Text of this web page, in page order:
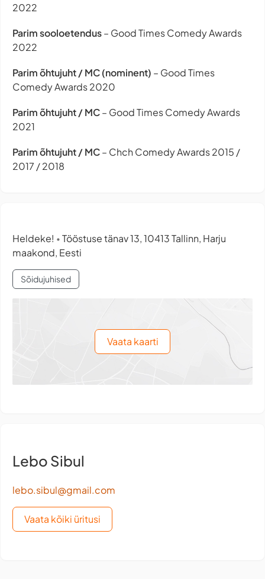
2022
Parim sooloetendus– Good Times Comedy Awards
2022
Parim õhtujuht / MC (nominent) – Good Times
Comedy Awards 2020
Parim õhtujuht / MC– Good Times Comedy Awards
2021
Parim õhtujuht / MC– Chch Comedy Awards 2015 /
2017 / 2018
Heldeke! • Tööstuse tänav 13, 10413 Tallinn, Harju
maakond, Eesti
Sõidujuhised
Vaata kaarti
Lebo Sibul
lebo.sibul@gmail.com
Vaata kõiki üritusi